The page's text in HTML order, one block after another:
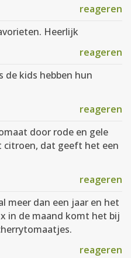
reageren
Heerlijk
reageren
de kids hebben hun
reageren
door rode en gele
citroen, dat geeft het een
reageren
meer dan een jaar en het
in de maand komt het bij
reageren